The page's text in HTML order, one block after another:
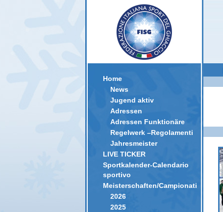
Home
News
Jugend aktiv
Adressen
Adressen Funktionäre
Regelwerk –Regolamenti
Jahresmeister
LIVE TICKER
Sportkalender-Calendario
sportivo
Meisterschaften/Campionati
2026
2025